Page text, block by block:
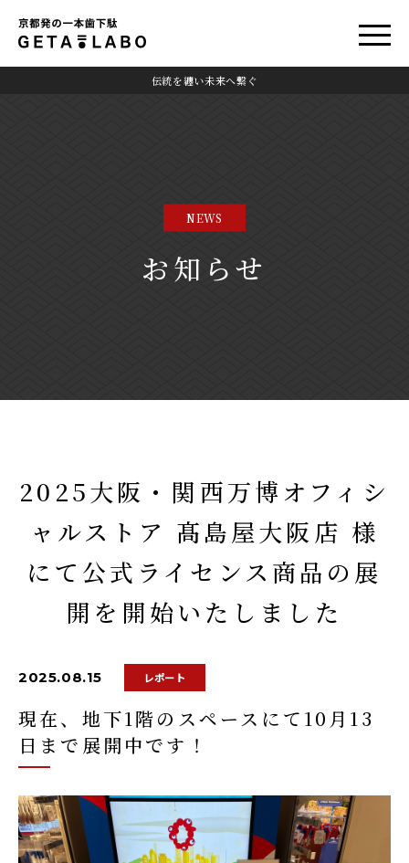
伝統を纏い未来へ繋ぐ
NEWS
お知らせ
2025大阪・関西万博オフィシ
ャルストア 髙島屋大阪店 様
にて公式ライセンス商品の展
開を開始いたしました
2025.08.15 レポート
現在、地下1階のスペースにて10月13
日まで展開中です！